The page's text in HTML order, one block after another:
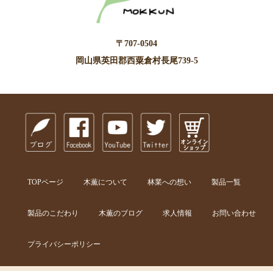
〒707-0504
岡山県英田郡西粟倉村長尾739-5
TOPページ 木薫について 林業への想い 製品一覧
製品のこだわり 木薫のブログ 求人情報 お問い合わせ
プライバシーポリシー